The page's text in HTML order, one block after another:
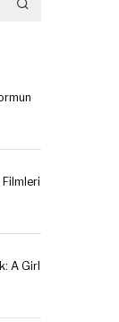
Filmleri
A Girl